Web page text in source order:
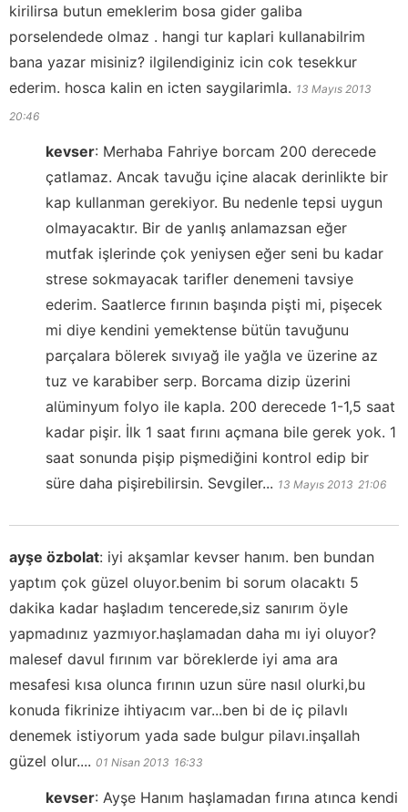
kirilirsa butun emeklerim bosa gider galiba
porselendede olmaz . hangi tur kaplari kullanabilrim
bana yazar misiniz? ilgilendiginiz icin cok tesekkur
ederim. hosca kalin en icten saygilarimla. 13 Mayıs 2013
20:46
kevser: Merhaba Fahriye borcam 200 derecede
çatlamaz. Ancak tavuğu içine alacak derinlikte bir
kap kullanman gerekiyor. Bu nedenle tepsi uygun
olmayacaktır. Bir de yanlış anlamazsan eğer
mutfak işlerinde çok yeniysen eğer seni bu kadar
strese sokmayacak tarifler denemeni tavsiye
ederim. Saatlerce fırının başında pişti mi, pişecek
mi diye kendini yemektense bütün tavuğunu
parçalara bölerek sıvıyağ ile yağla ve üzerine az
tuz ve karabiber serp. Borcama dizip üzerini
alüminyum folyo ile kapla. 200 derecede 1-1,5 saat
kadar pişir. İlk 1 saat fırını açmana bile gerek yok. 1
saat sonunda pişip pişmediğini kontrol edip bir
süre daha pişirebilirsin. Sevgiler... 13 Mayıs 2013 21:06
ayşe özbolat: iyi akşamlar kevser hanım. ben bundan
yaptım çok güzel oluyor.benim bi sorum olacaktı 5
dakika kadar haşladım tencerede,siz sanırım öyle
yapmadınız yazmıyor.haşlamadan daha mı iyi oluyor?
malesef davul fırınım var böreklerde iyi ama ara
mesafesi kısa olunca fırının uzun süre nasıl olurki,bu
konuda fikrinize ihtiyacım var...ben bi de iç pilavlı
denemek istiyorum yada sade bulgur pilavı.inşallah
güzel olur.... 01 Nisan 2013 16:33
kevser: Ayşe Hanım haşlamadan fırına atınca kendi